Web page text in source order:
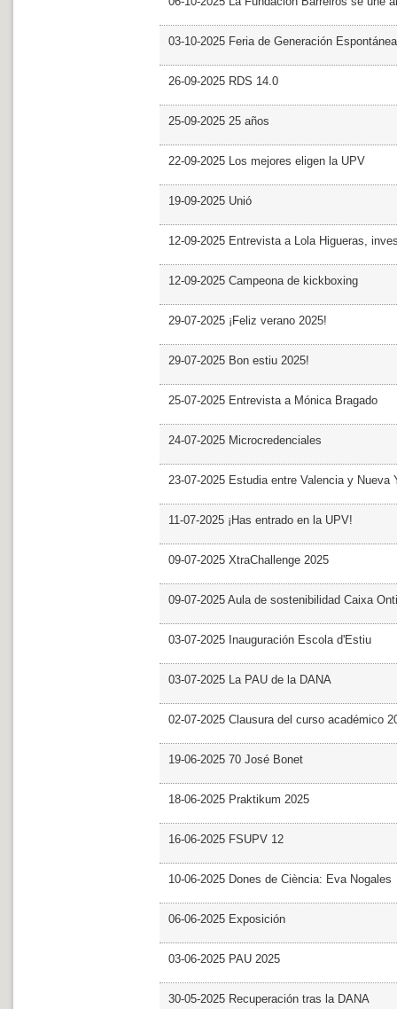
03-10-2025 Feria de Generación Espontánea
26-09-2025 RDS 14.0
25-09-2025 25 años
22-09-2025 Los mejores eligen la UPV
19-09-2025 Unió
12-09-2025 Entrevista a Lola Higueras,
12-09-2025 Campeona de kickboxing
29-07-2025 ¡Feliz verano 2025!
29-07-2025 Bon estiu 2025!
25-07-2025 Entrevista a Mónica Bragado
24-07-2025 Microcredenciales
23-07-2025 Estudia entre Valencia y Nueva
11-07-2025 ¡Has entrado en la UPV!
09-07-2025 XtraChallenge 2025
09-07-2025 Aula de sostenibilidad Caixa
03-07-2025 Inauguración Escola d'Estiu
03-07-2025 La PAU de la DANA
02-07-2025 Clausura del curso académico
19-06-2025 70 José Bonet
18-06-2025 Praktikum 2025
16-06-2025 FSUPV 12
10-06-2025 Dones de Ciència: Eva Nogales
06-06-2025 Exposición
03-06-2025 PAU 2025
30-05-2025 Recuperación tras la DANA